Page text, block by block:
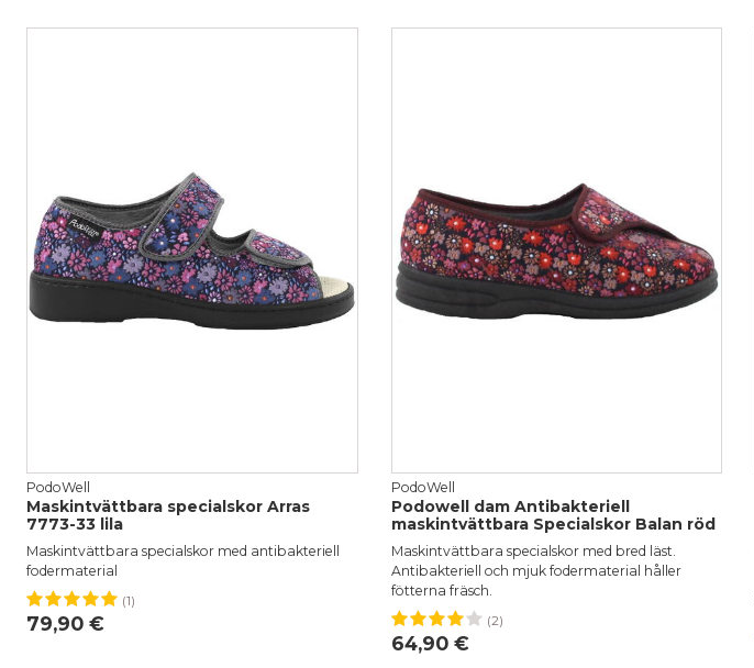
PodoWell
Maskintvättbara specialskor Arras
7773-33 lila
Maskintvättbara specialskor med antibakteriell
fodermaterial
36
37 (1)
79,90 €
PodoWell
Podowell dam Antibakteriell
maskintvättbara Specialskor Balan röd
Maskintvättbara specialskor med bred läst.
Antibakteriell och mjuk fodermaterial håller
fötterna fräsch.
36
37 38
(2)
64,90 €